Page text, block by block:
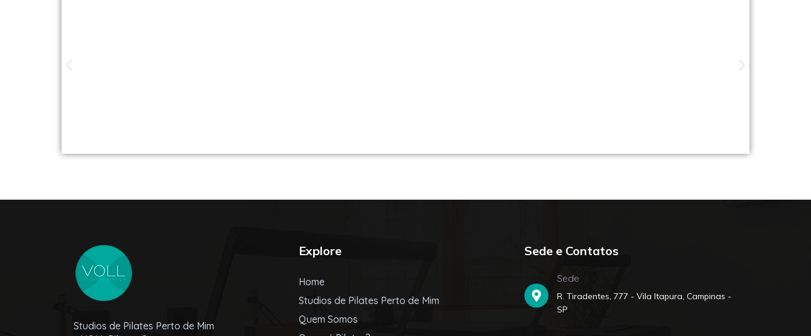
Studios de Pilates Perto de Mim
Explore
Home
Studios de Pilates Perto de Mim
Quem Somos
Sede e Contatos
Sede
R. Tiradentes, 777 - Vila Itapura, Campinas -
SP